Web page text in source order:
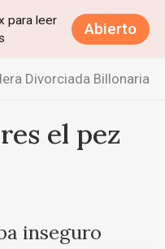
para leer
Abierto
Divorciada Billonaria
el pez
inseguro